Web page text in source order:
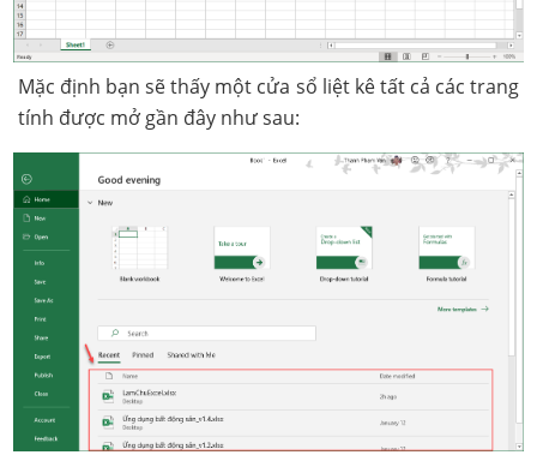
Mặc định bạn sẽ thấy một cửa sổ liệt kê tất cả các trang
tính được mở gần đây như sau: